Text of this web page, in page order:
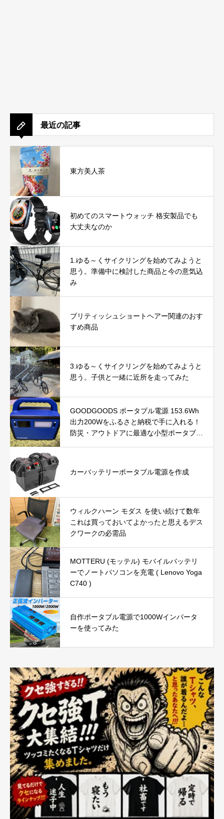
最近の記事
東方美人茶
初めてのスマートウォッチ 格安製品でも
大丈夫なのか
1.ゆる～くサイクリングを始めてみようと
思う。準備中に検討した商品と今の意気込
み
ブリティッシュショートヘアー関連のおす
すめ商品
3.ゆる～くサイクリングを始めてみようと
思う。子供と一緒に近所を走ってみた
GOODGOODS ポータブル電源 153.6Wh
出力200Wをふるさと納税で手に入れる！
防災・アウトドアに最適な小型ポータブル
カーバッテリーポータブル電源を作成
ウィルクハーン モダス を使い続けて数年
これは買っておいてよかったと思えるデス
クワークの必需品
MOTTERU (モッテル) モバイルバッテリ
ーでノートパソコンを充電 ( Lenovo Yoga
C740 )
自作ポータブル電源で1000Wインバータ
ーを使ってみた